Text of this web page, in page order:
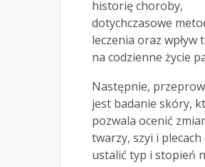
historię choroby,
dotychczasowe
leczenia oraz wpływ
na codzienne życie
Następnie,
jest badanie skóry,
pozwala ocenić
twarzy, szyi i plecach
ustalić typ i stopień